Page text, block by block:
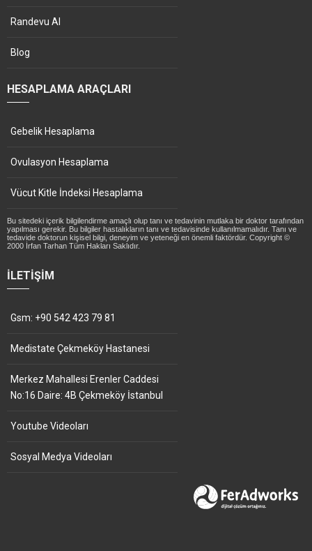
Randevu Al
Blog
HESAPLAMA ARAÇLARI
Gebelik Hesaplama
Ovulasyon Hesaplama
Vücut Kitle İndeksi Hesaplama
Bu sitedeki içerik bilgilendirme amaçlı olup tanı ve tedavinin mutlaka bir doktor tarafından
yapılması gerekir. Bu bilgiler hastalıkların tanı ve tedavisinde kullanılmamalıdır. Tanı ve
tedavide doktorun kişisel bilgi, deneyim ve yeteneği en önemli faktördür. Copyright ©
2000 İrfan Tarhan Tüm Hakları Saklıdır.
İLETIŞIM
Gsm: +90 542 423 79 81
Medistate Çekmeköy Hastanesi
Merkez Mahallesi Erenler Caddesi
No:16 Daire: 4B Çekmeköy İstanbul
Youtube Videoları
Sosyal Medya Videoları